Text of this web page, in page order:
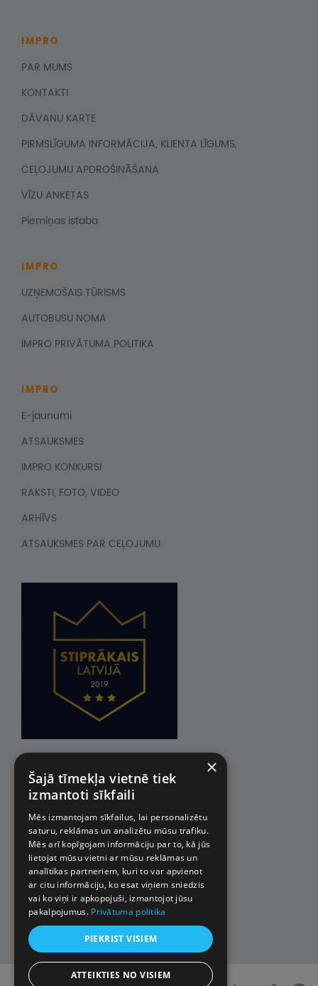
IMPRO
PAR MUMS
KONTAKTI
DĀVANU KARTE
PIRMSLĪGUMA INFORMĀCIJA, KLIENTA LĪGUMS,
CEĻOJUMU APDROŠINĀŠANA
VĪZU ANKETAS
Piemiņas istaba
IMPRO
UZŅEMOŠAIS TŪRISMS
AUTOBUSU NOMA
IMPRO PRIVĀTUMA POLITIKA
IMPRO
E-jaunumi
ATSAUKSMES
IMPRO KONKURSI
RAKSTI, FOTO, VIDEO
ARHĪVS
ATSAUKSMES PAR CEĻOJUMU
© 2026 Impro ceļojumi. Visas
×
Šajā tīmekļa vietnē tiek
izmantoti sīkfaili
Mēs izmantojam sīkfailus, lai personalizētu
saturu, reklāmas un analizētu mūsu trafiku.
Mēs arī kopīgojam informāciju par to, kā jūs
lietojat mūsu vietni ar mūsu reklāmas un
analītikas partneriem, kuri to var apvienot
ar citu informāciju, ko esat viņiem sniedzis
vai ko viņi ir apkopojuši, izmantojot jūsu
pakalpojumus. Privātuma politika
PIEKRIST VISIEM
ATTEIKTIES NO VISIEM